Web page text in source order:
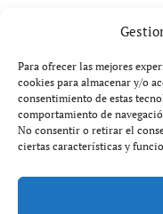
Para ofrecer las mejores
cookies para almacenar y/o
consentimiento de estas
comportamiento de
No consentir o retirar el
ciertas características y
la religión y la
duda ortográfica
«hermita»?
Según laReal
correcta es «ermita»,
construcciones
tardío «eremita», que